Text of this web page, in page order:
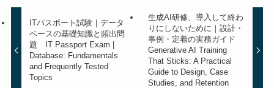
ITパスポート試験｜データ
ベースの基礎知識と頻出問
題 IT Passport Exam |
Database: Fundamentals
and Frequently Tested
Topics
生成AI研修、導入して終わ
りにしないために｜設計・
事例・定着の実務ガイド
Generative AI Training
That Sticks: A Practical
Guide to Design, Case
Studies, and Retention